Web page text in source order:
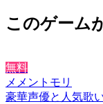
このゲーム
無料
メメントモリ
豪華声優と人気歌